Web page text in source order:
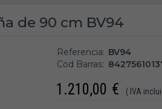
de 90 cm BV94
Referencia: BV94
Cod Barras:
1.210,00 € ( IVA